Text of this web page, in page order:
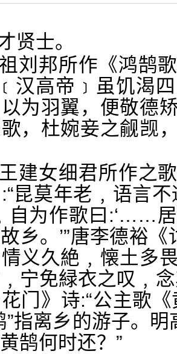
贤士。
刘邦所作《鸿鹄
汉高帝﹞虽饥渴
为羽翼，便敬德
，杜婉妾之觎觊
建女细君所作之
昆莫年老﹐语言
自为作歌曰:‘……
乡。’”唐李德裕
义久絶﹐懐土多
宁免緑衣之叹﹐
门》诗:“公主歌
”指离乡的游子。
鹄何时还？”